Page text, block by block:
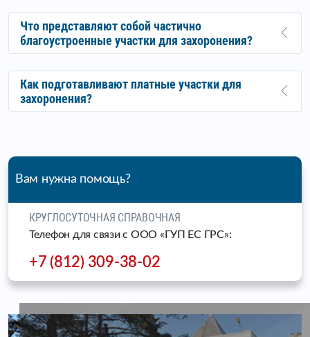
Что представляют собой частично
благоустроенные участки для захоронения?
Как подготавливают платные участки для
захоронения?
Вам нужна помощь?
КРУГЛОСУТОЧНАЯ СПРАВОЧНАЯ
Телефон для связи c ООО «ГУП ЕС ГРС»:
+7 (812) 309-38-02